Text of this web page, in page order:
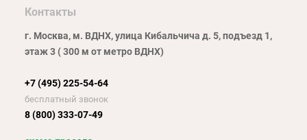
Контакты
г. Москва, м. ВДНХ, улица Кибальчича д. 5, подъезд 1,
этаж 3 ( 300 м от метро ВДНХ)
+7 (495) 225-54-64
бесплатный звонок
8 (800) 333-07-49